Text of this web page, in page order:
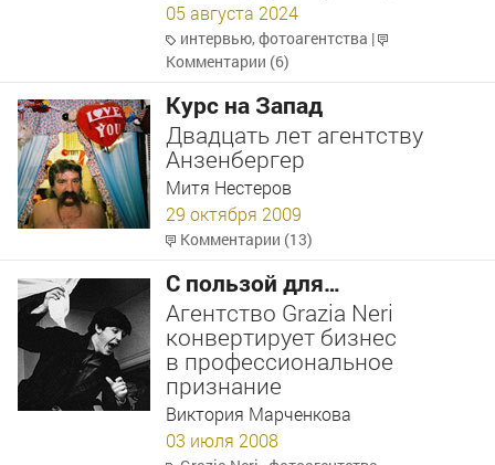
05 августа 2024
интервью,фотоагентства |
Комментарии (6)
Курс на Запад
Двадцать лет агентству
Анзенбергер
Митя Нестеров
29 октября 2009
Комментарии (13)
С пользой для…
Агентство Grazia Neri
конвертирует бизнес
в профессиональное
признание
Виктория Марченкова
03 июля 2008